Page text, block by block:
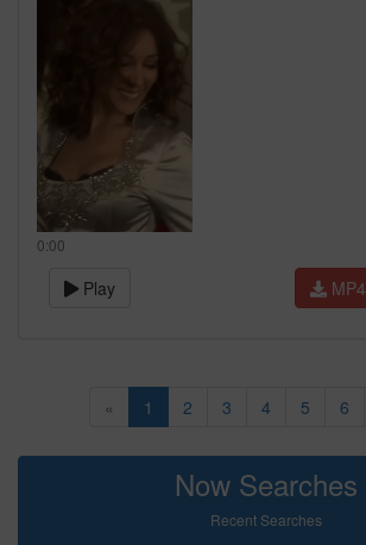
0:00
Play MP4
« 1 2 3 4 5 6
Now Searches
Recent Searches